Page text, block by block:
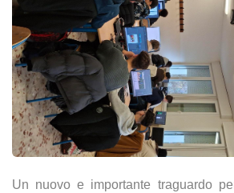
Un nuovo e importante traguardo